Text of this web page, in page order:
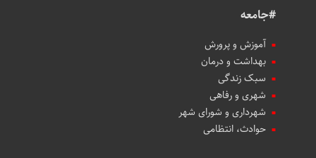
#جامعه
آموزش و پرورش
بهداشت و درمان
سبک زندگی
شهری و رفاهی
شهرداری و شورای شهر
حوادث، انتظامی